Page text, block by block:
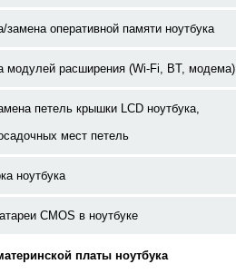
замена оперативной памяти ноутбука
модулей расширения (Wi-Fi, BT, модема)
петель крышки LCD ноутбука,
мест петель
ноутбука
CMOS в ноутбуке
платы ноутбука